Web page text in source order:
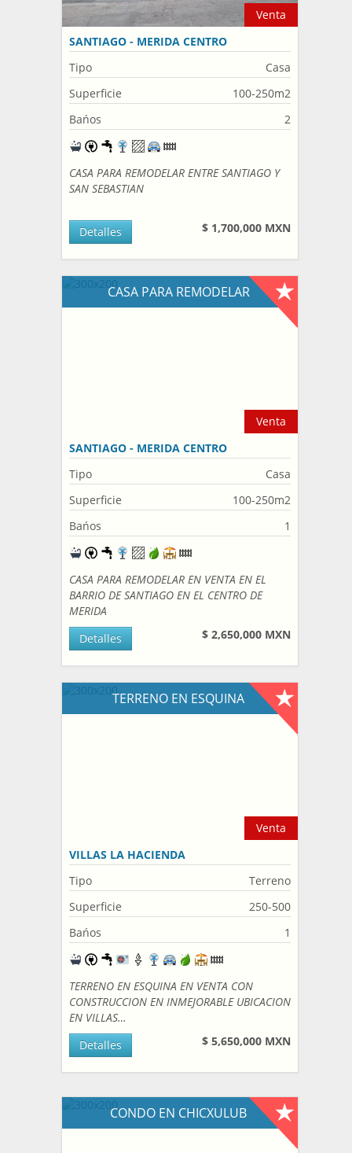
Venta
SANTIAGO - MERIDA CENTRO
Tipo
Casa
Superficie
100-250m2
Bańos
2
CASA PARA REMODELAR ENTRE SANTIAGO Y
SAN SEBASTIAN
$ 1,700,000 MXN
Detalles
CASA PARA REMODELAR
Venta
SANTIAGO - MERIDA CENTRO
Tipo
Casa
Superficie
100-250m2
Bańos
1
CASA PARA REMODELAR EN VENTA EN EL
BARRIO DE SANTIAGO EN EL CENTRO DE
MERIDA
$ 2,650,000 MXN
Detalles
TERRENO EN ESQUINA
Venta
VILLAS LA HACIENDA
Tipo
Terreno
Superficie
250-500
Bańos
1
TERRENO EN ESQUINA EN VENTA CON
CONSTRUCCION EN INMEJORABLE UBICACION
EN VILLAS…
$ 5,650,000 MXN
Detalles
CONDO EN CHICXULUB